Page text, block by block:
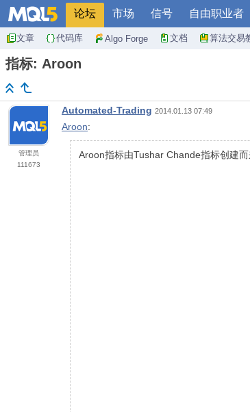
论坛 市场 信号 自由职业者
文章 代码库 Algo Forge 文档 算法交易
指标: Aroon
管理员
111673
Automated-Trading 2014.01.13 07:49
Aroon:
Aroon指标由Tushar Chande指标创建